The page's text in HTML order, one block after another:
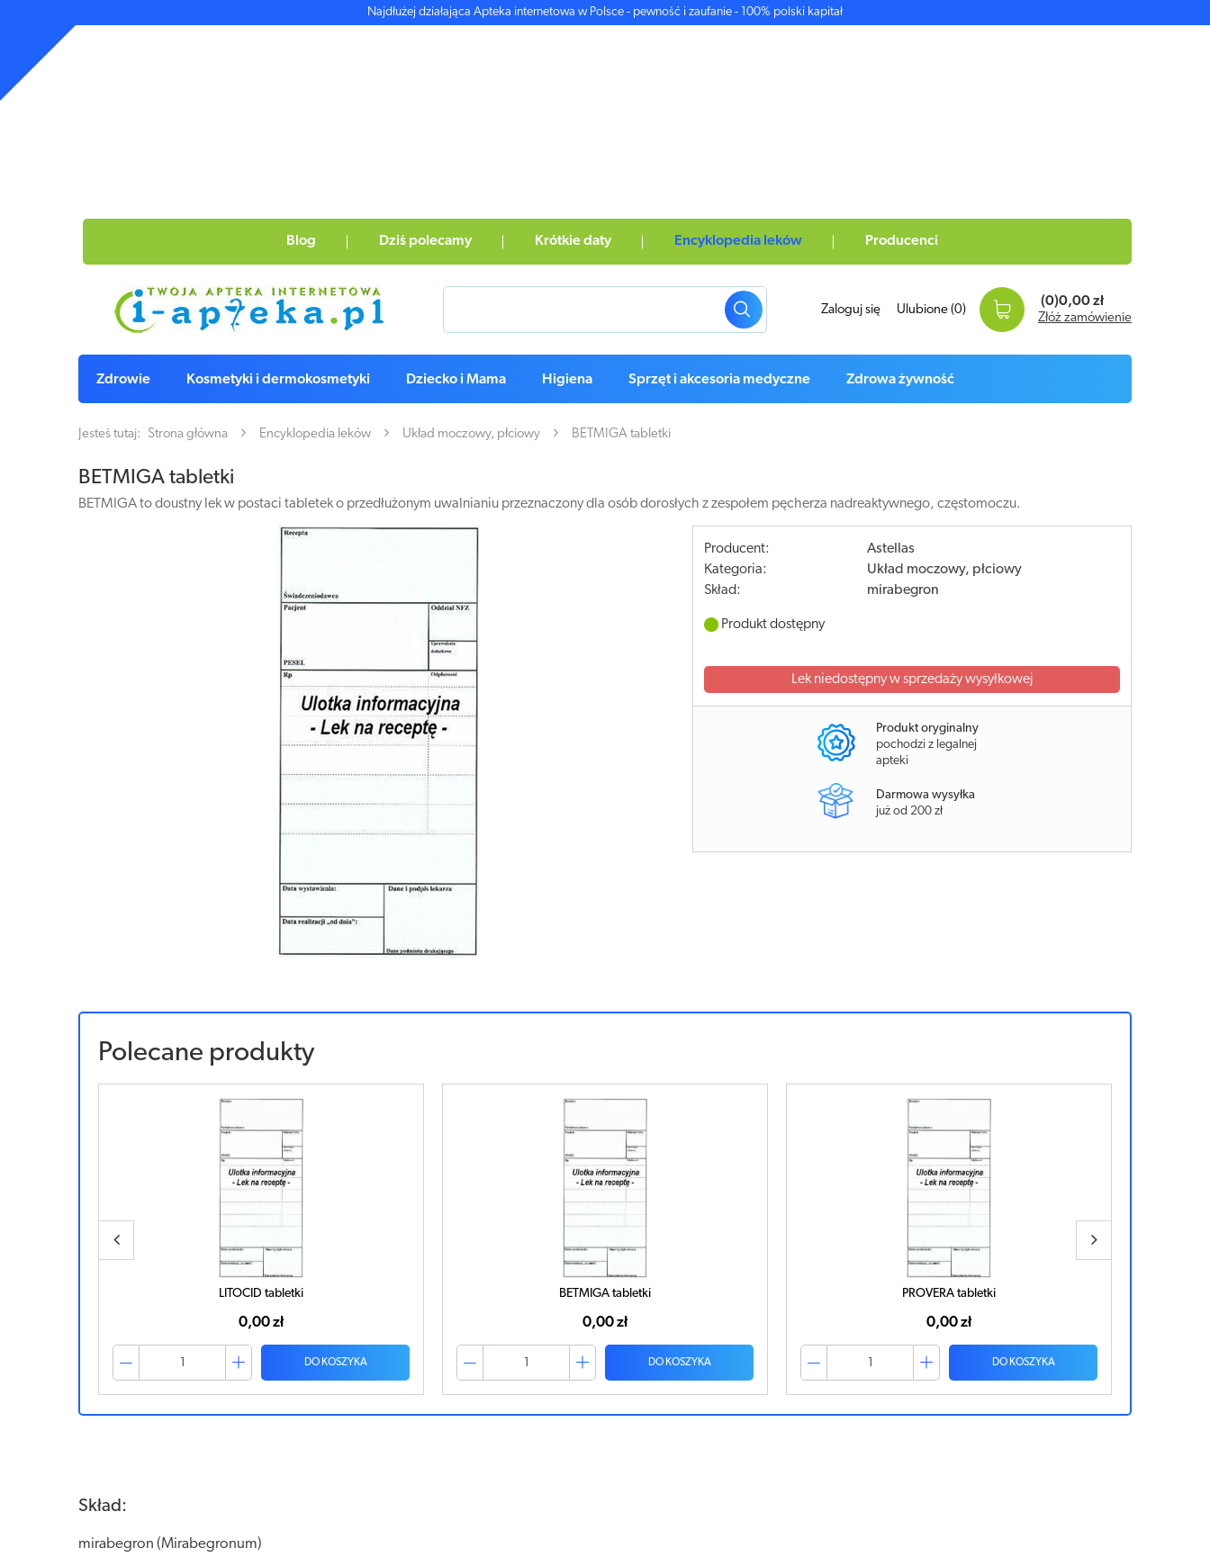
Najdłużej działająca Apteka internetowa w Polsce - pewność i zaufanie - 100% polski kapitał
Blog Dziś polecamy Krótkie daty Encyklopedia leków Producenci
Zaloguj się Ulubione (0)
(0)0,00 zł
Złóż zamówienie
Zdrowie Kosmetyki i dermokosmetyki Dziecko i Mama Higiena Sprzęt i akcesoria medyczne Zdrowa żywność
Jesteś tutaj: Strona główna Encyklopedia leków Układ moczowy, płciowy BETMIGA tabletki
BETMIGA tabletki
BETMIGA to doustny lek w postaci tabletek o przedłużonym uwalnianiu przeznaczony dla osób dorosłych z zespołem pęcherza nadreaktywnego, częstomoczu.
Producent:
Astellas
Kategoria:
Układ moczowy, płciowy
Skład:
mirabegron
Produkt dostępny
Lek niedostępny w sprzedaży wysyłkowej
Produkt oryginalny
pochodzi z legalnej
apteki
Darmowa wysyłka
już od 200 zł
Polecane produkty
BETMIGA tabletki
0,00 zł
DO KOSZYKA
PROVERA tabletki
0,00 zł
DO KOSZYKA
FINXTA tabletki
0,00 zł
DO KOSZYKA
Skład:
mirabegron (Mirabegronum)